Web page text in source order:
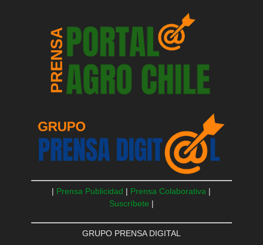
| Prensa Publicidad | Prensa Colaborativa |
Suscríbete |
GRUPO PRENSA DIGITAL